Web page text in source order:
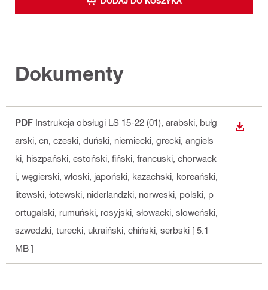
Dokumenty
PDF Instrukcja obsługi LS 15-22 (01) , arabski, bułg
arski, cn, czeski, duński, niemiecki, grecki, angiels
ki, hiszpański, estoński, fiński, francuski, chorwack
i, węgierski, włoski, japoński, kazachski, koreański,
litewski, łotewski, niderlandzki, norweski, polski, p
ortugalski, rumuński, rosyjski, słowacki, słoweński,
szwedzki, turecki, ukraiński, chiński, serbski [ 5.1
MB ]